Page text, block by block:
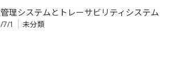
理システムとトレーサビリティシステム
7/1 未分類